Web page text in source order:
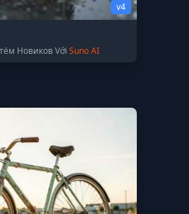
v4
Новиков Với Suno AI